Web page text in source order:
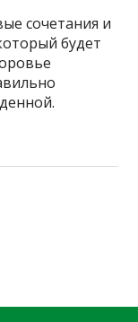
сочетания и
будет